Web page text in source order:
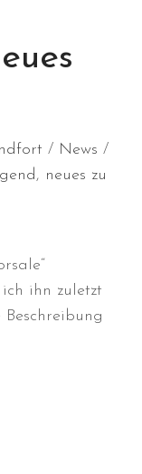
2019
News
, neues zu
ihn zuletzt